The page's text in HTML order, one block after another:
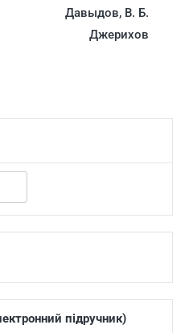
Давыдов, В. Б.
Джерихов
підручник)